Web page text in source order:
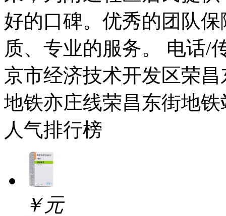
好的口碑。优秀的团队
质、专业的服务。 电话/
京市经济技术开发区荣
地铁亦庄线荣昌东街地
人气排行榜
￥元